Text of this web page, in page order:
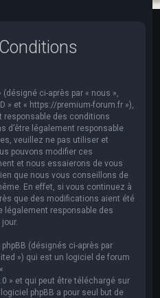
ci-après par « nous »,
» et « https://premium-forum.fr »),
responsable des conditions
d’être légalement responsable
veuillez ne pas utiliser et
pouvons modifier ces
et nous essaierons de vous
que nous vous conseillons de
En effet, si vous continuez à
que des modifications aient été
légalement responsable des
(désignés ci-après par
») qui est un logiciel de forum
» et qui peut être téléchargé sur
phpBB a pour seul but de